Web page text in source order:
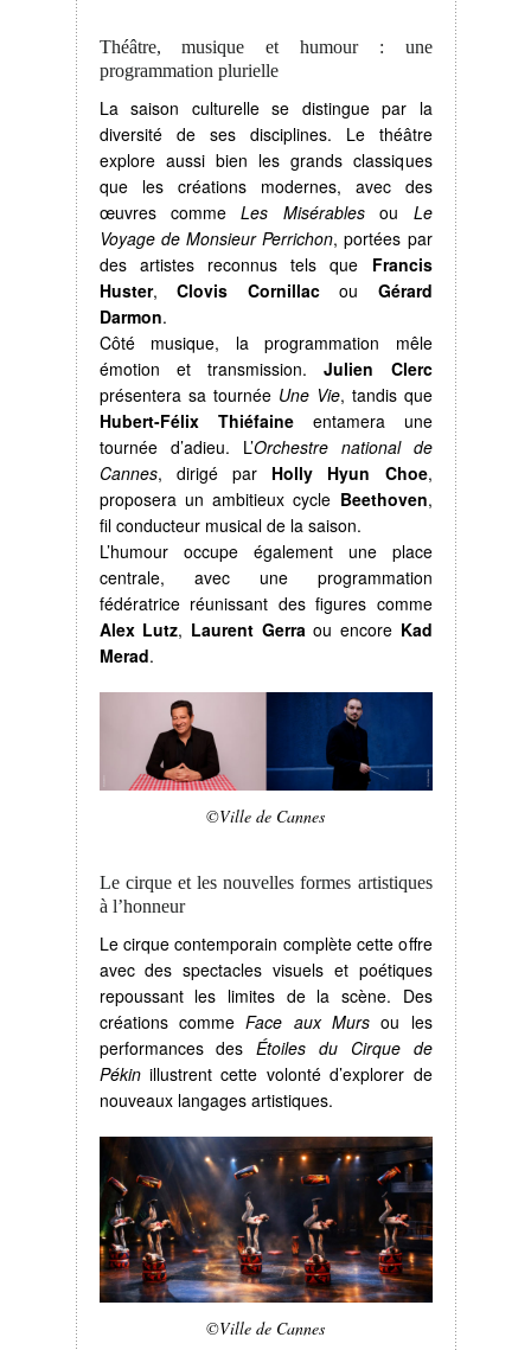
Théâtre, musique et humour : une
programmation plurielle
La saison culturelle se distingue par la
diversité de ses disciplines. Le théâtre
explore aussi bien les grands classiques
que les créations modernes, avec des
œuvres commeLes Misérablesou Le
Voyage de Monsieur Perrichon, portées par
des artistes reconnus tels que Francis
Huster, Clovis Cornillacou Gérard
Darmon.
Côté musique, la programmation mêle
émotion et transmission.Julien Clerc
présentera sa tournée Une Vie, tandis que
Hubert-Félix Thiéfaineentamera une
tournée d’adieu. L’Orchestre national de
Cannes, dirigé par Holly Hyun Choe,
proposera un ambitieux cycle Beethoven,
fil conducteur musical de la saison.
L’humour occupe également une place
centrale, avec une programmation
fédératrice réunissant des figures comme
Alex Lutz, Laurent Gerra ou encore Kad
Merad.
©Ville de Cannes
Le cirque et les nouvelles formes artistiques
à l’honneur
Le cirque contemporain complète cette offre
avec des spectacles visuels et poétiques
repoussant les limites de la scène. Des
créations commeFace aux Mursou les
performances desÉtoiles du Cirque de
Pékinillustrent cette volonté d’explorer de
nouveaux langages artistiques.
©Ville de Cannes